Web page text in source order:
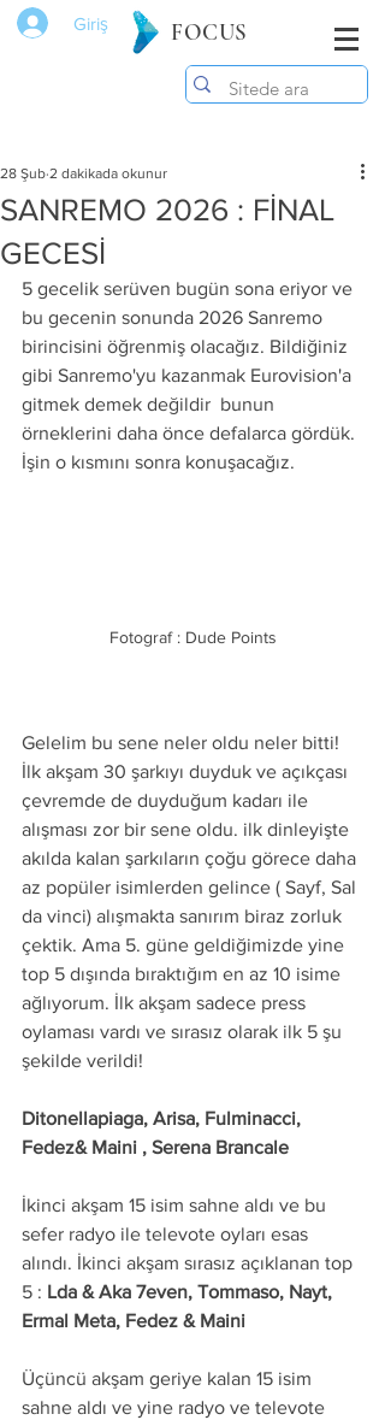
Giriş FOCUS
SANREMO 2026 : FİNAL
GECESİ
28 Şub 2 dakikada okunur
5 gecelik serüven bugün sona eriyor ve
bu gecenin sonunda 2026 Sanremo
birincisini öğrenmiş olacağız. Bildiğiniz
gibi Sanremo'yu kazanmak Eurovision'a
gitmek demek değildir  bunun
örneklerini daha önce defalarca gördük.
İşin o kısmını sonra konuşacağız.
Fotograf : Dude Points
Gelelim bu sene neler oldu neler bitti!
İlk akşam 30 şarkıyı duyduk ve açıkçası
çevremde de duyduğum kadarı ile
alışması zor bir sene oldu. ilk dinleyişte
akılda kalan şarkıların çoğu görece daha
az popüler isimlerden gelince ( Sayf, Sal
da vinci) alışmakta sanırım biraz zorluk
çektik. Ama 5. güne geldiğimizde yine
top 5 dışında bıraktığım en az 10 isime
ağlıyorum. İlk akşam sadece press
oylaması vardı ve sırasız olarak ilk 5 şu
şekilde verildi!
Ditonellapiaga, Arisa, Fulminacci,
Fedez& Maini , Serena Brancale
İkinci akşam 15 isim sahne aldı ve bu
sefer radyo ile televote oyları esas
alındı. İkinci akşam sırasız açıklanan top
5 : Lda & Aka 7even, Tommaso, Nayt,
Ermal Meta, Fedez & Maini
Üçüncü akşam geriye kalan 15 isim
sahne aldı ve yine radyo ve televote